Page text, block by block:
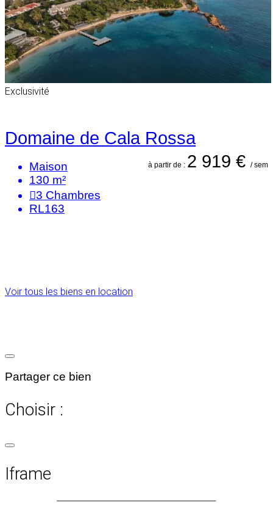
Exclusivité
Domaine de Cala Rossa
à partir de : 2 919 € / sem
Maison
130 m²
3 Chambres
RL163
Voir tous les biens en location
Partager ce bien
Choisir :
Iframe